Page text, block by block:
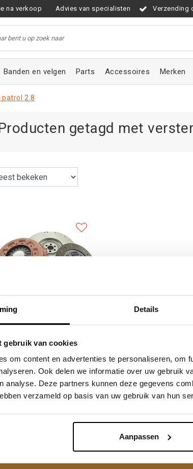
Details
gebruik van cookies
om content en advertenties te personaliseren, om
Ook delen we informatie over uw gebruik
analyse. Deze partners kunnen deze gegevens
verzameld op basis van uw gebruik van hun
Aanpassen
na verkoop Advies van specialisten Verzending
Banden en velgen Parts Accessoires Merken
2.8
getagd met
Koppeling Incl
Vast Vliegwiel
€891,74 Excl. btw
€1.079,00 Incl. btw
Service na verkoop Advies van